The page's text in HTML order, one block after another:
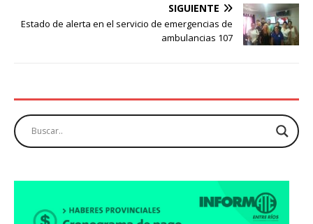
SIGUIENTE
Estado de alerta en el servicio de emergencias de
ambulancias 107